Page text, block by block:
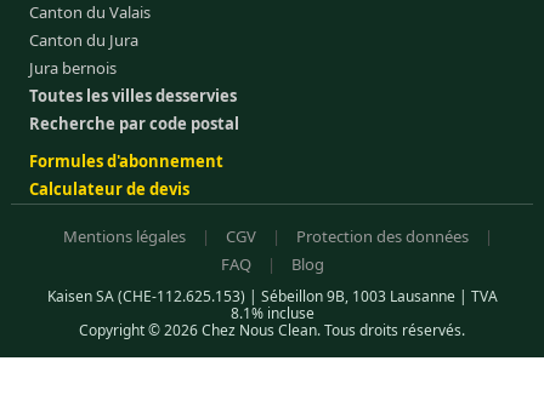
Canton du Valais
Canton du Jura
Jura bernois
Toutes les villes desservies
Recherche par code postal
Formules d'abonnement
Calculateur de devis
Mentions légales | CGV | Protection des données
|
FAQ
| Blog
Kaisen SA (CHE-112.625.153) | Sébeillon 9B, 1003 Lausanne | TVA
8.1% incluse
Copyright © 2026 Chez Nous Clean. Tous droits réservés.